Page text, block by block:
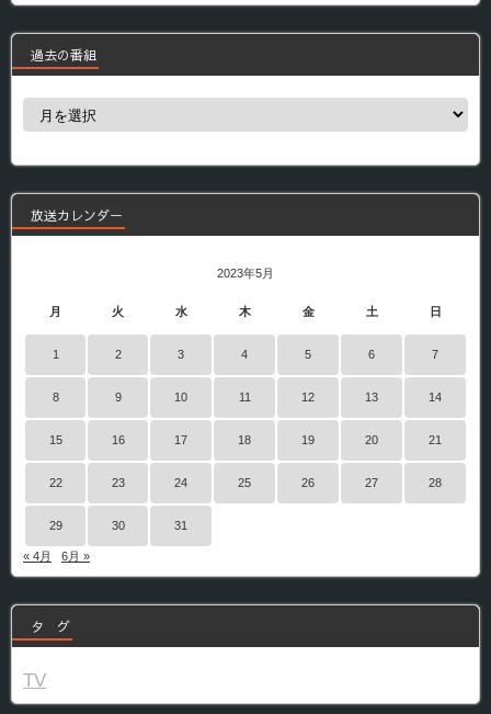
過去の番組
過
組
放送カレンダー
2023年5月
月 火 水 木 金 土 日
1 2 3 4 5 6 7
8 9 10 11 12 13 14
15 16 17 18 19 20 21
22 23 24 25 26 27 28
29 30 31
« 4月 6月 »
タ グ
TV